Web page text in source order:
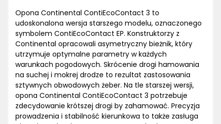
Opona Continental ContiEcoContact 3 to
udoskonalona wersja starszego modelu, oznaczonego
symbolem ContiEcoContact EP. Konstruktorzy z
Continental opracowali asymetryczny bieżnik, który
utrzymuje optymalne parametry w każdych
warunkach pogodowych. Skrócenie drogi hamowania
na suchej i mokrej drodze to rezultat zastosowania
sztywnych obwodowych żeber. Na tle starszej wersji,
opona Continental ContiEcoContact 3 potrzebuje
zdecydowanie krótszej drogi by zahamować. Precyzja
prowadzenia i stabilność kierunkowa to także zasługa